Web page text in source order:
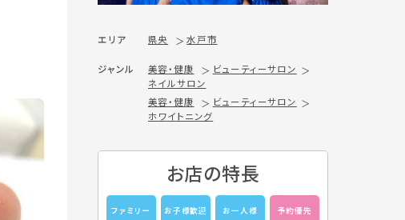
エリア 県央 水戸市
ジャンル 美容・健康
ビューティーサロン
ネイルサロン
美容・健康
ビューティーサロン
ホワイトニング
お店の特長
ファミリー お子様歓迎 お一人様 予約優先